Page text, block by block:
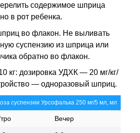
содержимое шприца
в рот ребенка.
во флакон. Не выливать
суспензию из шприца или
обратно во флакон.
кг: дозировка УДХК — 20 мг/кг/
— одноразовый шприц.
суспензии Урсофалька 250 мг/5 мл, мл
Вечер